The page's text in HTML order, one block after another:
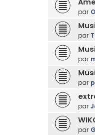
par
par
par
par
par
par